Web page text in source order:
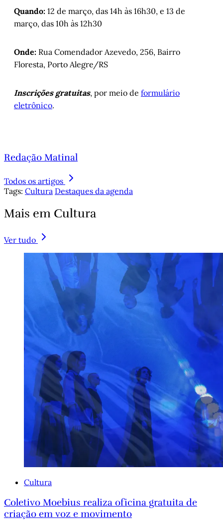
Quando: 12 de março, das 14h às 16h30, e 13 de
março, das 10h às 12h30
Onde: Rua Comendador Azevedo, 256, Bairro
Floresta, Porto Alegre/RS
Inscrições gratuitas, por meio de formulário
eletrônico.
Redação Matinal
Todos os artigos
Tags: Cultura Destaques da agenda
Mais em Cultura
Ver tudo
Cultura
Coletivo Moebius realiza oficina gratuita de
criação em voz e movimento